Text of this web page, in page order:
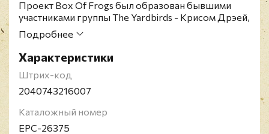
Проект Box Of Frogs был образован бывшими
участниками группы The Yardbirds - Крисом Дрэей,
Полом Самвелом-Смитом и Джимом Маккарти а
также вокалистом Джоном Фиддлером.
Отдельные вокальные партии на пластинке также
исполнили Грэм Паркер (Graham Parker &, the
Rumour), Йен Дьюри, Роджер Чапмэн (Family,
Streewalkers). Среди приглашенных гитаристов на
(Taste), Джимми Пейдж (The Yardbirds, Led
Zeppelin) и Стив Хэккет (Genesis, GTR).
Подробнее
Характеристики
Штрих-код
2040743216007
Каталожный номер
EPC-26375